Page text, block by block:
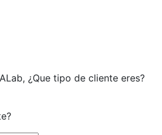
¿Que tipo de cliente eres?